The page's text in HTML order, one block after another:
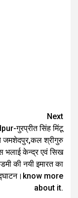
Next
गुरप्रीत सिंह मिंटू
जमशेदपुर,कल श्रीगुरु
भलाई केन्द्र एवं सिख
की नयी इमारत का
more
about it.